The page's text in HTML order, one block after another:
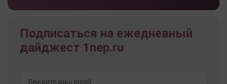
Подписаться на ежедневный
дайджест 1nep.ru